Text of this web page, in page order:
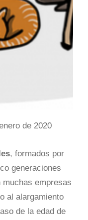
de 2020
, formados por
generaciones
empresas
al alargamiento
de la edad de